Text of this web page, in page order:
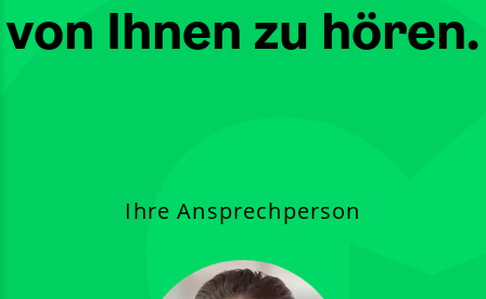
von Ihnen zu hören.
Ihre Ansprechperson